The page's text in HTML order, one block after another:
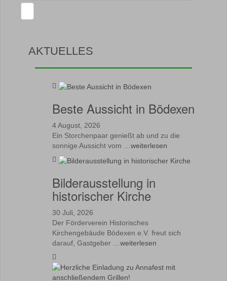
AKTUELLES
Beste Aussicht in Bödexen
4 August, 2026
Ein Storchenpaar genießt ab und zu die
sonnige Aussicht vom …weiterlesen
Bilderausstellung in
historischer Kirche
30 Juli, 2026
Der Förderverein Historisches
Kirchengebäude Bödexen e.V. freut sich
darauf, Gastgeber … weiterlesen